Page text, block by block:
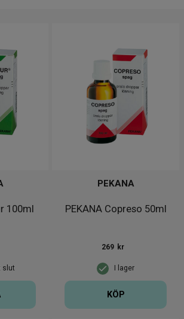
100ml
slut
PEKANA Copreso 50ml
PEKANA
I lager
269 kr
KÖP